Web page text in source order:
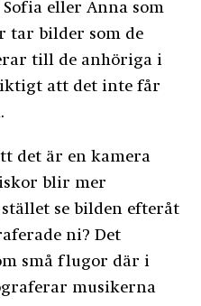
eller Anna som
tar bilder som de
till de anhöriga i
att det inte får
det är en kamera
blir mer
stället se bilden efteråt
ni? Det
små flugor där i
musikerna